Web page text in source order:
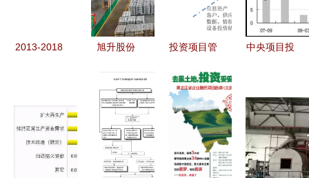
2013-2018
前瞻与投资
战略投资咨
旭升股份
建关键零部
件产线 年
底投产激增
产能，投资
预测简析
投资项目管
资咨询 驱
动现代投资
决策的核心
引擎
中央项目投
未来前瞻